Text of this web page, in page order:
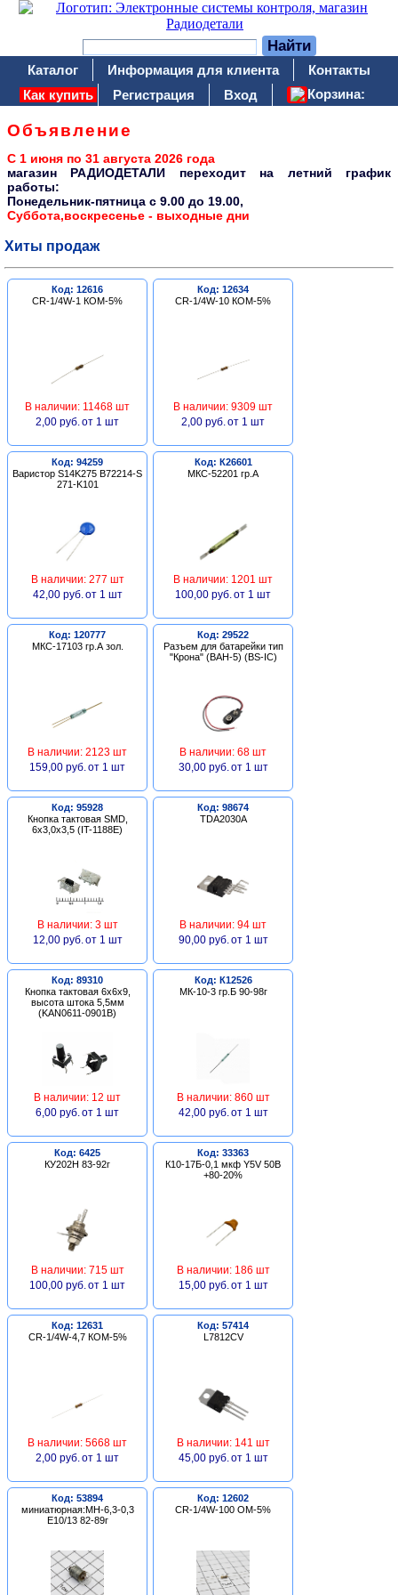
Каталог Информация для клиента
Контакты
Как купить
Регистрация Вход Корзина:
Объявление
С 1 июня по 31 августа 2026 года
магазин РАДИОДЕТАЛИ переходит на летний график
работы:
Понедельник-пятница c 9.00 до 19.00,
Суббота,воскресенье - выходные дни
Хиты продаж
Код: 12616
CR-1/4W-1 КОМ-5%
В наличии: 11468 шт
2,00 руб. от 1 шт
Код: 12634
CR-1/4W-10 КОМ-5%
В наличии: 9309 шт
2,00 руб. от 1 шт
Код: 94259
Варистор S14K275 B72214-S
271-K101
В наличии: 277 шт
42,00 руб. от 1 шт
Код: К26601
МКС-52201 гр.А
В наличии: 1201 шт
100,00 руб. от 1 шт
Код: 120777
МКС-17103 гр.А зол.
В наличии: 2123 шт
159,00 руб. от 1 шт
Код: 29522
Разъем для батарейки тип
"Крона" (BAH-5) (BS-IC)
В наличии: 68 шт
30,00 руб. от 1 шт
Код: 95928
Кнопка тактовая SMD,
6х3,0х3,5 (IT-1188E)
В наличии: 3 шт
12,00 руб. от 1 шт
Код: 98674
TDA2030A
В наличии: 94 шт
90,00 руб. от 1 шт
Код: 89310
Кнопка тактовая 6х6х9,
высота штока 5,5мм
(KAN0611-0901B)
В наличии: 12 шт
6,00 руб. от 1 шт
Код: К12526
МК-10-3 гр.Б 90-98г
В наличии: 860 шт
42,00 руб. от 1 шт
Код: 6425
КУ202Н 83-92г
В наличии: 715 шт
100,00 руб. от 1 шт
Код: 33363
К10-17Б-0,1 мкф Y5V 50В
+80-20%
В наличии: 186 шт
15,00 руб. от 1 шт
Код: 12631
CR-1/4W-4,7 КОМ-5%
В наличии: 5668 шт
2,00 руб. от 1 шт
Код: 57414
L7812CV
В наличии: 141 шт
45,00 руб. от 1 шт
Код: 53894
миниатюрная:МН-6,3-0,3
Е10/13 82-89г
Код: 12602
CR-1/4W-100 ОМ-5%